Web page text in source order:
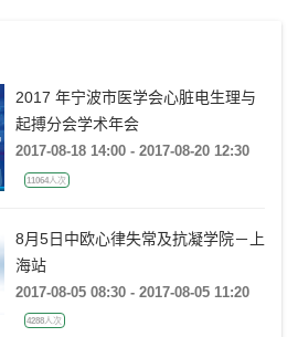
2017 年宁波市医学会心脏电生理与
起搏分会学术年会
2017-08-18 14:00 - 2017-08-20 12:30
11064人次
8月5日中欧心律失常及抗凝学院－上
海站
2017-08-05 08:30 - 2017-08-05 11:20
4288人次